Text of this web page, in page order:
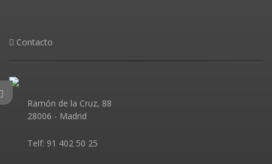
Contacto
Ramón de la Cruz, 88
28006 - Madrid
Telf: